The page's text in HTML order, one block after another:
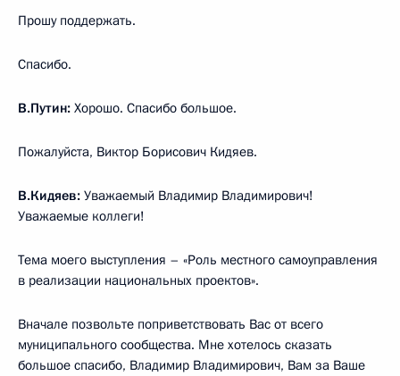
Прошу поддержать.
Спасибо.
В.Путин: Хорошо. Спасибо большое.
Пожалуйста, Виктор Борисович Кидяев.
В.Кидяев: Уважаемый Владимир Владимирович!
Уважаемые коллеги!
Тема моего выступления – «Роль местного самоуправления
в реализации национальных проектов».
Вначале позвольте поприветствовать Вас от всего
муниципального сообщества. Мне хотелось сказать
большое спасибо, Владимир Владимирович, Вам за Ваше